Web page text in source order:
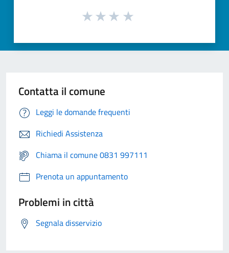
Contatta il comune
Leggi le domande frequenti
Richiedi Assistenza
Chiama il comune 0831 997111
Prenota un appuntamento
Problemi in città
Segnala disservizio